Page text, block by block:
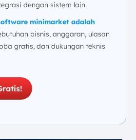
dengan sistem lain.
minimarket adalah
bisnis, anggaran, ulasan
gratis, dan dukungan teknis